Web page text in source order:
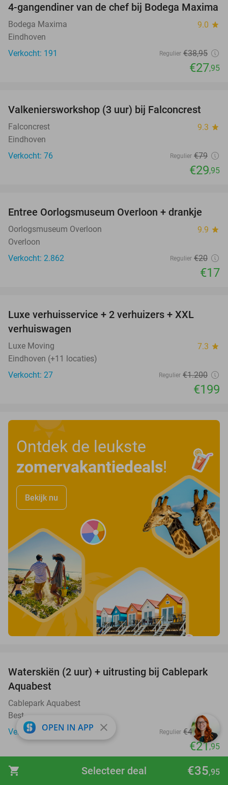
shopping_cart €35,95
Selecteer deal
28%
4-gangendiner van de chef bij Bodega Maxima
Bodega Maxima 9.0 star
Eindhoven
Verkocht: 191
Regulier €38,95
€27,95
62%
Valkeniersworkshop (3 uur) bij Falconcrest
Falconcrest 9.3 star
Eindhoven
Verkocht: 76
Regulier €79
€29,95
15%
Entree Oorlogsmuseum Overloon + drankje
Oorlogsmuseum Overloon 9.9 star
Overloon
Verkocht: 2.862
Regulier €20
€17
Luxe verhuisservice + 2 verhuizers + XXL
verhuiswagen
Luxe Moving 7.3 star
Eindhoven (+11 locaties)
Verkocht: 27
Regulier €1.200
€199
Ontdek de leukste
zomervakantiedeals!
Bekijk nu
47%
Waterskiën (2 uur) + uitrusting bij Cablepark
Aquabest
Cablepark Aquabest
Best
Verkocht: 1.054
Regulier €41,25
€21,95
OPEN IN APP close